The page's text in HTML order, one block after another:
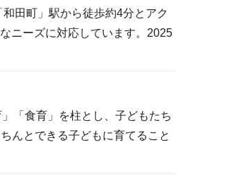
田町」駅から徒歩約4分とアク
ニーズに対応しています。2025
「食育」を柱とし、子どもたち
んとできる子どもに育てること